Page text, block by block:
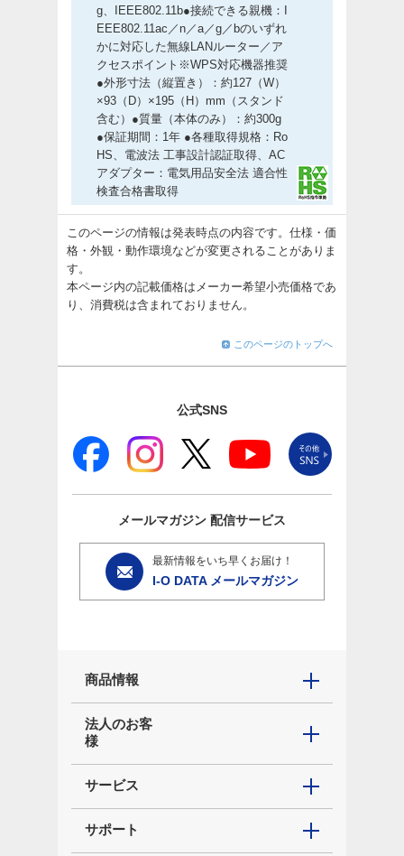
g、IEEE802.11b●接続できる親機：I
EEE802.11ac／n／a／g／bのいずれ
かに対応した無線LANルーター／ア
クセスポイント※WPS対応機器推奨
●外形寸法（縦置き）：約127（W）
×93（D）×195（H）mm（スタンド
含む）●質量（本体のみ）：約300g
●保証期間：1年 ●各種取得規格：Ro
HS、電波法 工事設計認証取得、AC
アダプター：電気用品安全法 適合性
検査合格書取得
このページの情報は発表時点の内容です。仕様・価
格・外観・動作環境などが変更されることがありま
す。
本ページ内の記載価格はメーカー希望小売価格であ
り、消費税は含まれておりません。
このページのトップへ
公式SNS
メールマガジン 配信サービス
最新情報をいち早くお届け！
I-O DATA メールマガジン
商品情報
法人のお客
様
サービス
サポート